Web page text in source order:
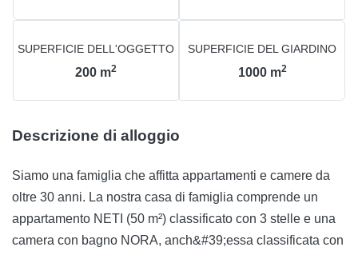
SUPERFICIE DELL'OGGETTO
200 m2
SUPERFICIE DEL GIARDINO
1000 m2
Descrizione di alloggio
Siamo una famiglia che affitta appartamenti e camere da
oltre 30 anni. La nostra casa di famiglia comprende un
appartamento NETI (50 m²) classificato con 3 stelle e una
camera con bagno NORA, anch&#39;essa classificata con